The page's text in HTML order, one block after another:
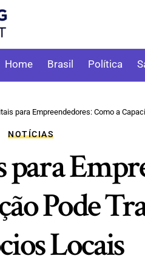
Home Brasil Política
para Empreendedores: Como a
NOTÍCIAS
Pode
Locais